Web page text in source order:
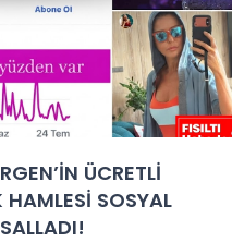
ÜCRETLİ
HAMLESİ SOSYAL